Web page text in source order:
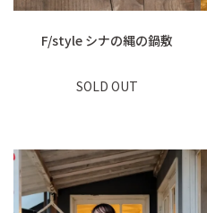
F/style シナの縄の鍋敷
SOLD OUT